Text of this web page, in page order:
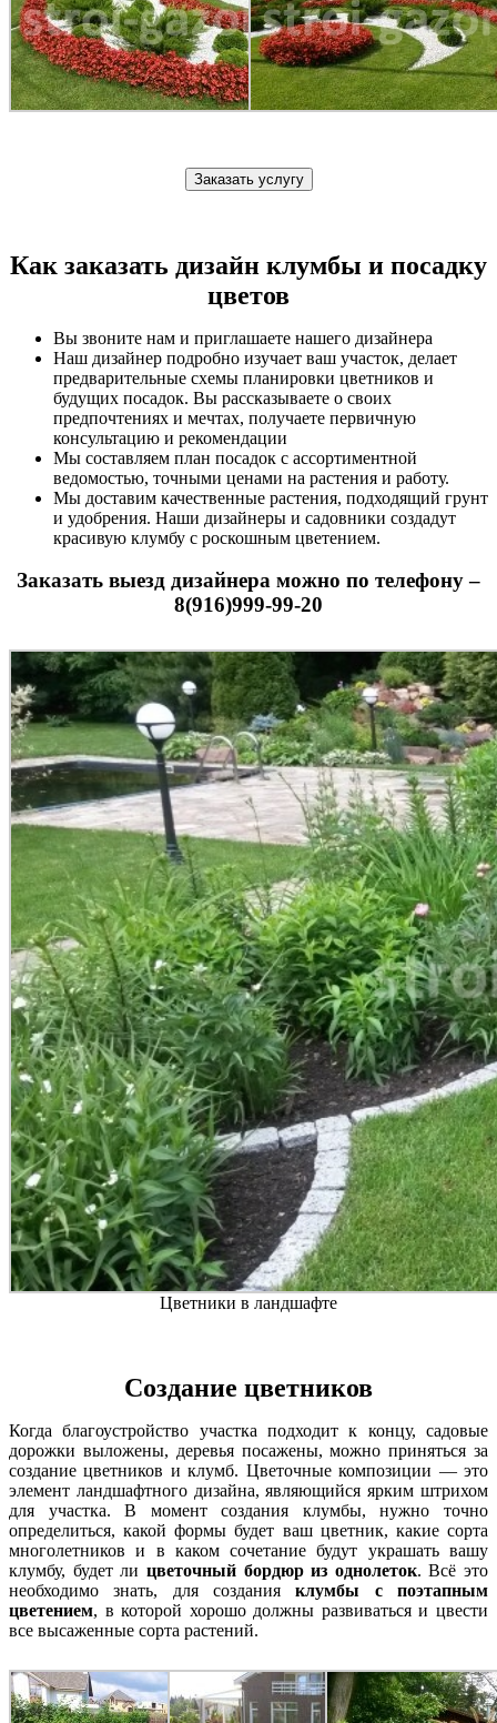
Заказать услугу
Как заказать дизайн клумбы и посадку
цветов
Вы звоните нам и приглашаете нашего дизайнера
Наш дизайнер подробно изучает ваш участок, делает
предварительные схемы планировки цветников и
будущих посадок. Вы рассказываете о своих
предпочтениях и мечтах, получаете первичную
консультацию и рекомендации
Мы составляем план посадок с ассортиментной
ведомостью, точными ценами на растения и работу.
Мы доставим качественные растения, подходящий грунт
и удобрения. Наши дизайнеры и садовники создадут
красивую клумбу с роскошным цветением.
Заказать выезд дизайнера можно по телефону –
8(916)999-99-20
Цветники в ландшафте
Создание цветников
Когда благоустройство участка подходит к концу, садовые
дорожки выложены, деревья посажены, можно приняться за
создание цветников и клумб. Цветочные композиции — это
элемент ландшафтного дизайна, являющийся ярким штрихом
для участка. В момент создания клумбы, нужно точно
определиться, какой формы будет ваш цветник, какие сорта
многолетников и в каком сочетание будут украшать вашу
клумбу, будет ли цветочный бордюр из однолеток. Всё это
необходимо знать, для созданияклумбы с поэтапным
цветением, в которой хорошо должны развиваться и цвести
все высаженные сорта растений.